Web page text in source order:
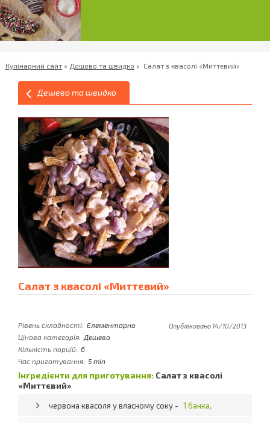
Кулінарний сайт» Дешево та швидко » Салат з квасолі «Миттєвий»
Дешево та швидко
Салат з квасолі «Миттєвий»
Рівень складності: Елементарно
Цінова категорія: Дешево
Кількість порцій: 6
Час приготування: 5 min
Опубліковано 14/10/2013
Інгредієнти для приготування: Салат з квасолі
«Миттєвий»
червона квасоля у власному соку - 1 банка,